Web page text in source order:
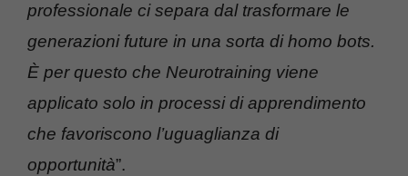
professionale ci separa dal trasformare le
generazioni future in una sorta di homo bots.
È per questo che Neurotraining viene
applicato solo in processi di apprendimento
che favoriscono l’uguaglianza di
opportunità”.